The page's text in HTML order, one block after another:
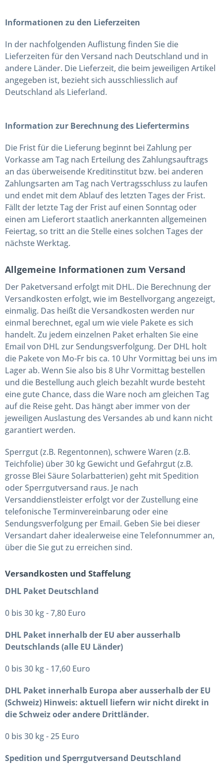
Informationen zu den Lieferzeiten
In der nachfolgenden Auflistung finden Sie die
Lieferzeiten für den Versand nach Deutschland und in
andere Länder. Die Lieferzeit, die beim jeweiligen Artikel
angegeben ist, bezieht sich ausschliesslich auf
Deutschland als Lieferland.
Information zur Berechnung des Liefertermins
Die Frist für die Lieferung beginnt bei Zahlung per
Vorkasse am Tag nach Erteilung des Zahlungsauftrags
an das überweisende Kreditinstitut bzw. bei anderen
Zahlungsarten am Tag nach Vertragsschluss zu laufen
und endet mit dem Ablauf des letzten Tages der Frist.
Fällt der letzte Tag der Frist auf einen Sonntag oder
einen am Lieferort staatlich anerkannten allgemeinen
Feiertag, so tritt an die Stelle eines solchen Tages der
nächste Werktag.
Allgemeine Informationen zum Versand
Der Paketversand erfolgt mit DHL. Die Berechnung der
Versandkosten erfolgt, wie im Bestellvorgang angezeigt,
einmalig. Das heißt die Versandkosten werden nur
einmal berechnet, egal um wie viele Pakete es sich
handelt. Zu jedem einzelnen Paket erhalten Sie eine
Email von DHL zur Sendungsverfolgung. Der DHL holt
die Pakete von Mo-Fr bis ca. 10 Uhr Vormittag bei uns im
Lager ab. Wenn Sie also bis 8 Uhr Vormittag bestellen
und die Bestellung auch gleich bezahlt wurde besteht
eine gute Chance, dass die Ware noch am gleichen Tag
auf die Reise geht. Das hängt aber immer von der
jeweiligen Auslastung des Versandes ab und kann nicht
garantiert werden.
Sperrgut (z.B. Regentonnen), schwere Waren (z.B.
Teichfolie) über 30 kg Gewicht und Gefahrgut (z.B.
grosse Blei Säure Solarbatterien) geht mit Spedition
oder Sperrgutversand raus. Je nach
Versanddienstleister erfolgt vor der Zustellung eine
telefonische Terminvereinbarung oder eine
Sendungsverfolgung per Email. Geben Sie bei dieser
Versandart daher idealerweise eine Telefonnummer an,
über die Sie gut zu erreichen sind.
Versandkosten und Staffelung
DHL Paket Deutschland
0 bis 30 kg - 7,80 Euro
DHL Paket innerhalb der EU aber ausserhalb
Deutschlands (alle EU Länder)
0 bis 30 kg - 17,60 Euro
DHL Paket innerhalb Europa aber ausserhalb der EU
(Schweiz) Hinweis: aktuell liefern wir nicht direkt in
die Schweiz oder andere Drittländer.
0 bis 30 kg - 25 Euro
Spedition und Sperrgutversand Deutschland